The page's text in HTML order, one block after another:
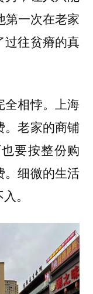
第一次在老家
过往贫瘠的真
全相悖。上海
。老家的商铺
要按整份购
。细微的生活
。